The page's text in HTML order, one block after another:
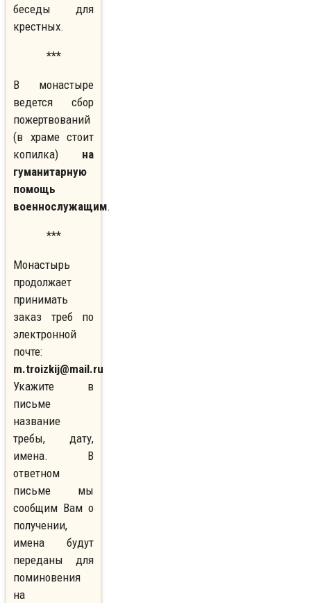
беседы для
крестных.
***
В монастыре
ведется сбор
пожертвований
(в храме стоит
копилка) на
гуманитарную
помощь
военнослужащим.
***
Монастырь
продолжает
принимать
заказ треб по
электронной
почте:
m.troizkij@mail.ru
Укажите в
письме
название
требы, дату,
имена. В
ответном
письме мы
сообщим Вам о
получении,
имена будут
переданы для
поминовения
на